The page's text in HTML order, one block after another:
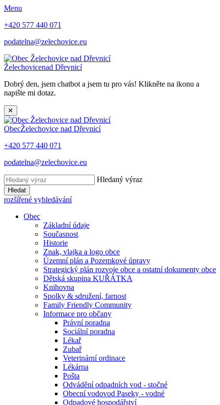
Menu
+420 577 440 071
podatelna@zelechovice.eu
Želechovicenad Dřevnicí
Dobrý den, jsem chatbot a jsem tu pro vás! Klikněte na ikonu a
napište mi dotaz.
✕
ObecŽelechovice nad Dřevnicí
+420 577 440 071
podatelna@zelechovice.eu
Hledaný výraz
Hledat
rozšířené vyhledávání
Obec
Základní údaje
Současnost
Historie
Znak, vlajka a logo obce
Územní plán a Pozemkové úpravy
Strategický plán rozvoje obce a ostatní dokumenty obce
Dětská skupina KUŘÁTKA
Knihovna
Spolky & sdružení, farnost
Family Friendly Community
Informace pro občany
Právní poradna
Sociální poradna
Lékař
Zubař
Veterinární ordinace
Lékárna
Pošta
Odvádění odpadních vod - stočné
Obecní vodovod Paseky - vodné
Odpadové hospodářství